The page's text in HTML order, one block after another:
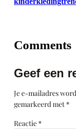
Comments
Geef een
Je e-mailadres
gemarkeerd met *
Reactie *